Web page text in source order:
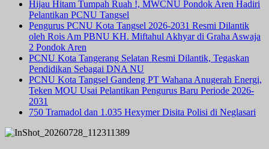
Hijau Hitam Tumpah Ruah !, MWCNU Pondok Aren Hadiri
Pelantikan PCNU Tangsel
Pengurus PCNU Kota Tangsel 2026-2031 Resmi Dilantik
oleh Rois Am PBNU KH. Miftahul Akhyar di Graha Aswaja
2 Pondok Aren
PCNU Kota Tangerang Selatan Resmi Dilantik, Tegaskan
Pendidikan Sebagai DNA NU
PCNU Kota Tangsel Gandeng PT Wahana Anugerah Energi,
Teken MOU Usai Pelantikan Pengurus Baru Periode 2026-
2031
750 Tramadol dan 1.035 Hexymer Disita Polisi di Neglasari